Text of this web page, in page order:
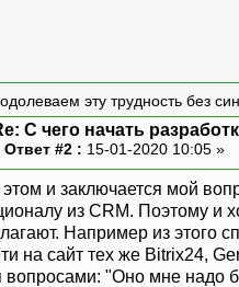
эту трудность без
С чего начать
Ответ #2 : 15-01-2020 10:05 »
и заключается мой
из CRM. Поэтому и
Например из этого
на сайт тех же Bitrix24,
вопросами: "Оно мне надо